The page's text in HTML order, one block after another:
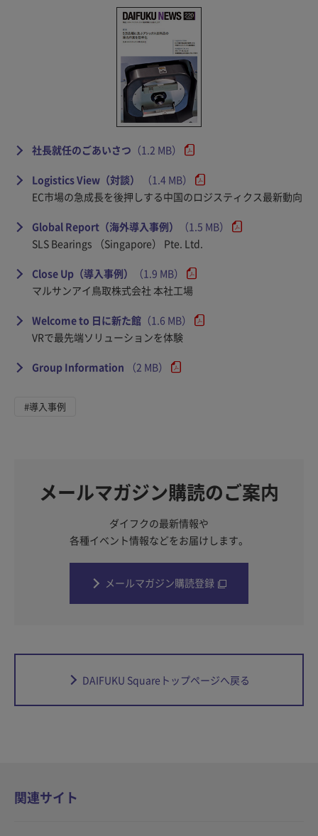
社長就任のごあいさつ （1.2 MB）
Logistics View（対談）
（1.4 MB）
EC市場の急成長を後押しする中国のロジスティクス最新動向
Global Report（海外導入事例）
（1.5 MB）
SLS Bearings （Singapore） Pte. Ltd.
Close Up（導入事例）
（1.9 MB）
マルサンアイ鳥取株式会社 本社工場
Welcome to 日に新た館 （1.6 MB）
VRで最先端ソリューションを体験
Group Information （2 MB）
#導入事例
メールマガジン購読のご案内
ダイフクの最新情報や
各種イベント情報などをお届けします。
メールマガジン購読登録
DAIFUKU Squareトップページへ戻る
関連サイト